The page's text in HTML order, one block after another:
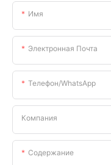
Имя
Электронная Почта
Телефон/WhatsApp
Компания
Содержание